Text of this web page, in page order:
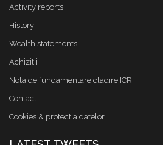
Activity reports
History
Wealth statements
Achizitii
Nota de fundamentare cladire ICR
Contact
Cookies & protectia datelor